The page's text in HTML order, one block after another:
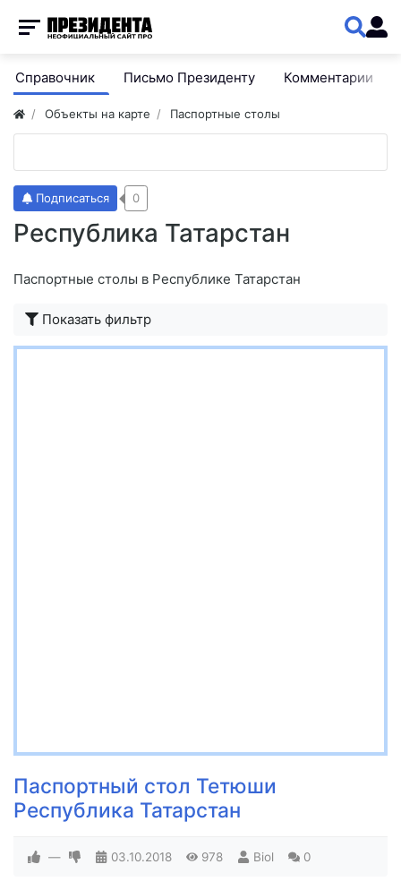
Справочник Письмо Президенту Комментарии
Объекты на карте Паспортные столы
Республика Татарстан
Подписаться 0
Паспортные столы в Республике Татарстан
Показать фильтр
Паспортный стол Тетюши
Республика Татарстан
— 03.10.2018 978 Biol 0